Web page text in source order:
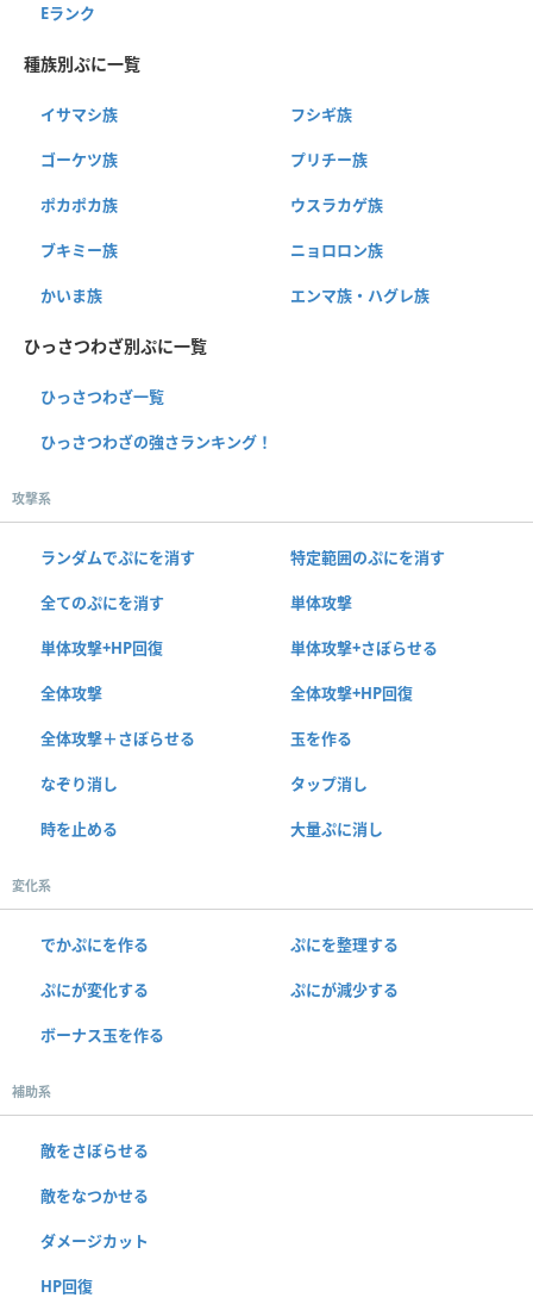
Eランク
種族別ぷに一覧
イサマシ族 フシギ族
ゴーケツ族 プリチー族
ポカポカ族 ウスラカゲ族
ブキミー族 ニョロロン族
かいま族 エンマ族・ハグレ族
ひっさつわざ別ぷに一覧
ひっさつわざ一覧
ひっさつわざの強さランキング！
攻撃系
ランダムでぷにを消す 特定範囲のぷにを消す
全てのぷにを消す 単体攻撃
単体攻撃+HP回復 単体攻撃+さぼらせる
全体攻撃 全体攻撃+HP回復
全体攻撃＋さぼらせる 玉を作る
なぞり消し タップ消し
時を止める 大量ぷに消し
変化系
でかぷにを作る ぷにを整理する
ぷにが変化する ぷにが減少する
ボーナス玉を作る
補助系
敵をさぼらせる
敵をなつかせる
ダメージカット
HP回復